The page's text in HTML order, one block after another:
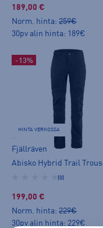
189,00 €
Norm. hinta: 259€
30pv alin hinta: 189€
-13%
HINTA VERKOSSA
Fjällräven
(0)
199,00 €
Norm. hinta: 229€
30pv alin hinta: 229€